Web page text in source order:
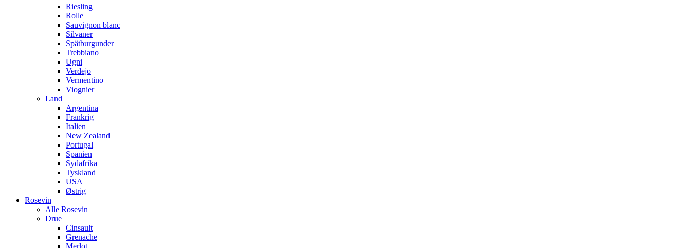
Riesling
Rolle
Sauvignon blanc
Silvaner
Spätburgunder
Trebbiano
Ugni
Verdejo
Vermentino
Viognier
Land
Argentina
Frankrig
Italien
New Zealand
Portugal
Spanien
Sydafrika
Tyskland
USA
Østrig
Rosevin
Alle Rosevin
Drue
Cinsault
Grenache
Merlot